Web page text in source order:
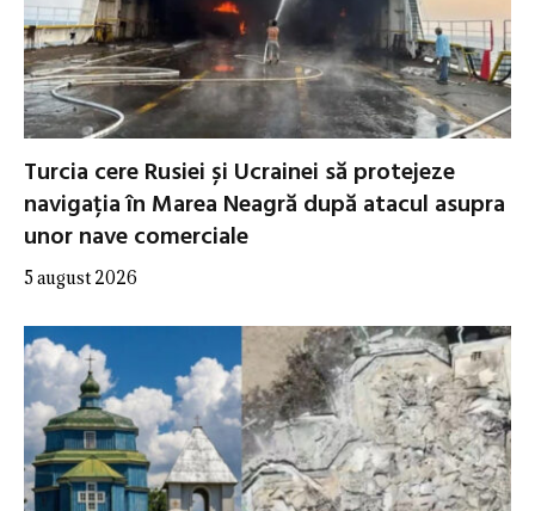
Turcia cere Rusiei și Ucrainei să protejeze
navigația în Marea Neagră după atacul asupra
unor nave comerciale
5 august 2026